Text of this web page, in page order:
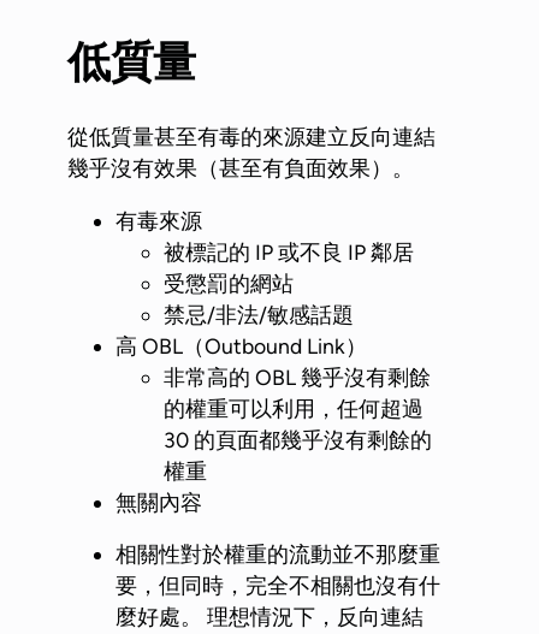
低質量
從低質量甚至有毒的來源建立反向連結
幾乎沒有效果（甚至有負面效果）。
有毒來源
被標記的 IP 或不良 IP 鄰居
受懲罰的網站
禁忌/非法/敏感話題
高 OBL（Outbound Link）
非常高的 OBL 幾乎沒有剩餘
的權重可以利用，任何超過
30 的頁面都幾乎沒有剩餘的
權重
無關內容
相關性對於權重的流動並不那麼重
要，但同時，完全不相關也沒有什
麼好處。 理想情況下，反向連結